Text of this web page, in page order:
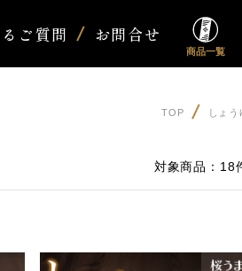
ご質問 お問合せ
商品一覧
TOP しょ
対象商品： 18